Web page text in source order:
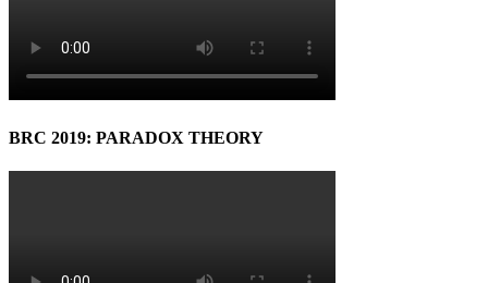
BRC 2019: PARADOX THEORY